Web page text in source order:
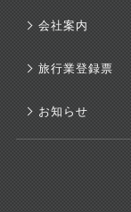
会社案内
旅行業登録票
お知らせ